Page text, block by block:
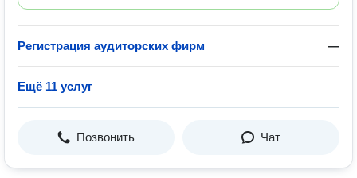
Регистрация аудиторских фирм —
Ещё 11 услуг
Позвонить Чат